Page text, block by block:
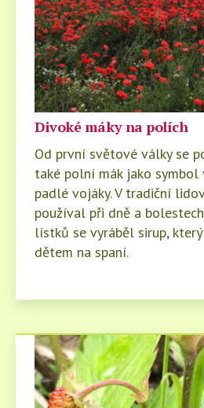
Divoké máky na polích
Od první světové války se
také polní mák jako symbol
padlé vojáky. V tradiční
používal při dně a
lístků se vyráběl sirup,
dětem na spaní.